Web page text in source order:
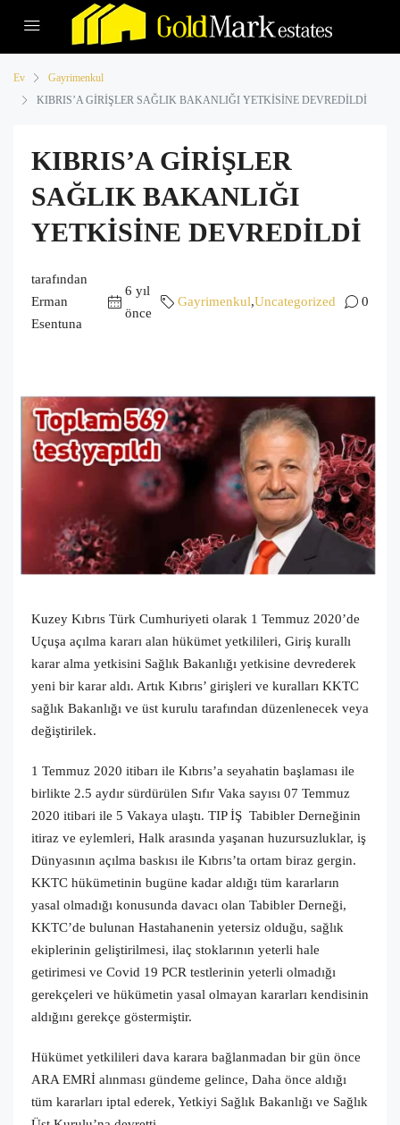
Ev
Gayrimenkul
KIBRIS’A GİRİŞLER SAĞLIK BAKANLIĞI YETKİSİNE DEVREDİLDİ
KIBRIS’A GİRİŞLER
SAĞLIK BAKANLIĞI
YETKİSİNE DEVREDİLDİ
tarafından
Erman
Esentuna
6 yıl
önce
Gayrimenkul,Uncategorized 0
Kuzey Kıbrıs Türk Cumhuriyeti olarak 1 Temmuz 2020’de
Uçuşa açılma kararı alan hükümet yetkilileri, Giriş kurallı
karar alma yetkisini Sağlık Bakanlığı yetkisine devrederek
yeni bir karar aldı. Artık Kıbrıs’ girişleri ve kuralları KKTC
sağlık Bakanlığı ve üst kurulu tarafından düzenlenecek veya
değiştirilek.
1 Temmuz 2020 itibarı ile Kıbrıs’a seyahatin başlaması ile
birlikte 2.5 aydır sürdürülen Sıfır Vaka sayısı 07 Temmuz
2020 itibari ile 5 Vakaya ulaştı. TIP İŞ Tabibler Derneğinin
itiraz ve eylemleri, Halk arasında yaşanan huzursuzluklar, iş
Dünyasının açılma baskısı ile Kıbrıs’ta ortam biraz gergin.
KKTC hükümetinin bugüne kadar aldığı tüm kararların
yasal olmadığı konusunda davacı olan Tabibler Derneği,
KKTC’de bulunan Hastahanenin yetersiz olduğu, sağlık
ekiplerinin geliştirilmesi, ilaç stoklarının yeterli hale
getirimesi ve Covid 19 PCR testlerinin yeterli olmadığı
gerekçeleri ve hükümetin yasal olmayan kararları kendisinin
aldığını gerekçe göstermiştir.
Hükümet yetkilileri dava karara bağlanmadan bir gün önce
ARA EMRİ alınması gündeme gelince, Daha önce aldığı
tüm kararları iptal ederek, Yetkiyi Sağlık Bakanlığı ve Sağlık